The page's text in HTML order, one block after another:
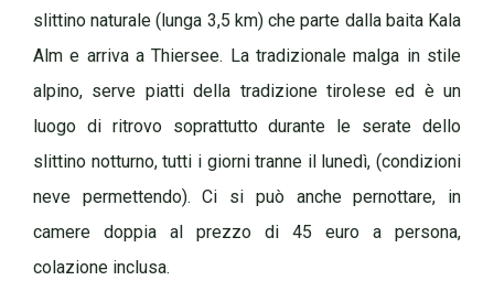
slittino naturale (lunga 3,5 km) che parte dalla baita Kala
Alm e arriva a Thiersee. La tradizionale malga in stile
alpino, serve piatti della tradizione tirolese ed è un
luogo di ritrovo soprattutto durante le serate dello
slittino notturno, tutti i giorni tranne il lunedì, (condizioni
neve permettendo). Ci si può anche pernottare, in
camere doppia al prezzo di 45 euro a persona,
colazione inclusa.